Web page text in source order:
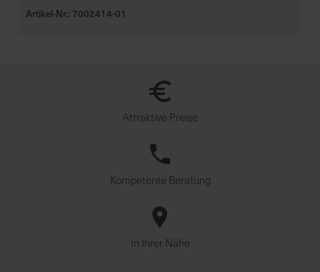
Artikel-Nr.: 7002414-01
Attraktive Preise
Kompetente Beratung
In Ihrer Nähe